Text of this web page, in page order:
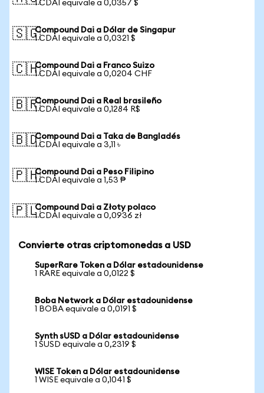
1 CDAI equivale a 0,0357 $
🇸🇬Compound Dai a Dólar de Singapur
1 CDAI equivale a 0,0321 $
🇨🇭Compound Dai a Franco Suizo
1 CDAI equivale a 0,0204 CHF
🇧🇷Compound Dai a Real brasileño
1 CDAI equivale a 0,1284 R$
🇧🇩Compound Dai a Taka de Bangladés
1 CDAI equivale a 3,11 ৳
🇵🇭Compound Dai a Peso Filipino
1 CDAI equivale a 1,53 ₱
🇵🇱Compound Dai a Złoty polaco
1 CDAI equivale a 0,0936 zł
Convierte otras criptomonedas a USD
SuperRare Token a Dólar estadounidense
1 RARE equivale a 0,0122 $
Boba Network a Dólar estadounidense
1 BOBA equivale a 0,0191 $
Synth sUSD a Dólar estadounidense
1 SUSD equivale a 0,2319 $
WISE Token a Dólar estadounidense
1 WISE equivale a 0,1041 $